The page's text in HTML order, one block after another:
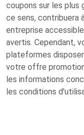
coupons sur les plus
ce sens, contribuera
entreprise
avertis. Cependant,
plateformes
votre offre
les informations
les conditions